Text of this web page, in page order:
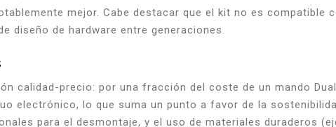
mejor. Cabe destacar que el kit no es compatible
diseño de hardware entre generaciones.
calidad-precio: por una fracción del coste de un mando
electrónico, lo que suma un punto a favor de la
para el desmontaje, y el uso de materiales duraderos